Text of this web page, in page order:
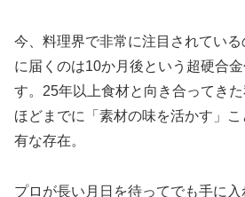
今、料理界で非常に注目されてい
に届くのは10か月後という超硬合
す。25年以上食材と向き合ってき
ほどまでに「素材の味を活かす」
有な存在。
プロが長い月日を待ってでも手に